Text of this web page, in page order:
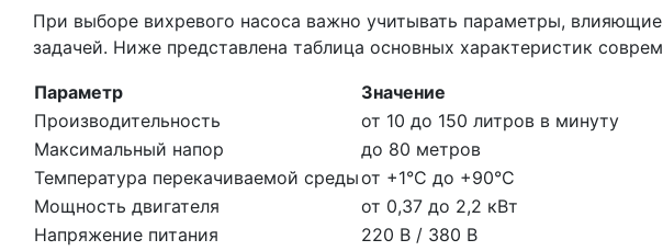
При выборе вихревого насоса важно учитывать параметры,
задачей. Ниже представлена таблица основных характеристик
Параметр
Значение
Производительность
от 10 до 150 литров в минуту
Максимальный напор
до 80 метров
Температура перекачиваемой средыот +1°C до +90°C
Мощность двигателя
от 0,37 до 2,2 кВт
Напряжение питания
220 В / 380 В